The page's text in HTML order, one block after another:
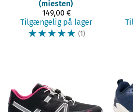
(miesten)
149,00 €
Tilgængelig på lager
☆☆☆☆☆ (1)